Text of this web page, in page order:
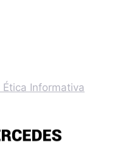
Informativa